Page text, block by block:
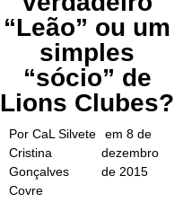
“Leão” ou um
simples
“sócio” de
Lions Clubes?
Por CaL Silvete
Cristina
Gonçalves
Covre
em 8 de
dezembro
de 2015